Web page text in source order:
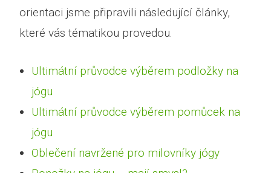
orientaci jsme připravili následující články,
které vás tématikou provedou.
Ultimátní průvodce výběrem podložky na
jógu
Ultimátní průvodce výběrem pomůcek na
jógu
Oblečení navržené pro milovníky jógy